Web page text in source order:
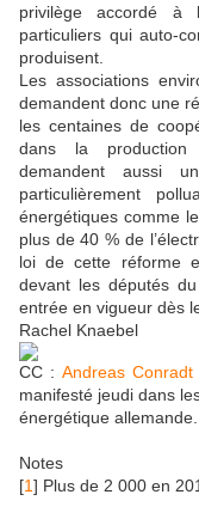
privilège accordé à
particuliers qui auto-
produisent.
Les associations
demandent donc une
les centaines de
dans la production
demandent aussi
particulièrement
énergétiques comme
plus de 40 % de
loi de cette réforme
devant les députés
entrée en vigueur dès
Rachel Knaebel
CC : Andreas Conradt
manifesté jeudi dans
énergétique allemande.
Notes
[1] Plus de 2 000 en